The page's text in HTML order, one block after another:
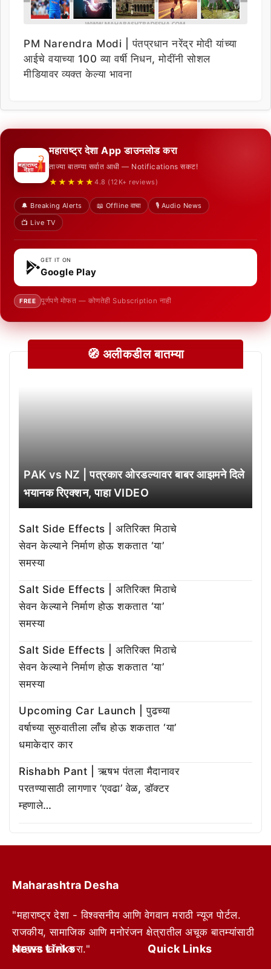
PM Narendra Modi | पंतप्रधान नरेंद्र मोदी यांच्या
आईचे वयाच्या 100 व्या वर्षी निधन, मोदींनी सोशल
मीडियावर व्यक्त केल्या भावना
महाराष्ट्र देशा App डाउनलोड करा
ताज्या बातम्या सर्वात आधी — Notifications सकट!
★★★★★ 4.8 (12K+ reviews)
🔔 Breaking Alerts 📖 Offline वाचा
🎙️ Audio News
📺 Live TV
GET IT ON
Google Play
FREE पूर्णपणे मोफत — कोणतेही Subscription नाही
🧭 अलीकडील बातम्या
PAK vs NZ | पत्रकार ओरडल्यावर बाबर आझमने दिले
भयानक रिएक्शन, पाहा VIDEO
Salt Side Effects | अतिरिक्त मिठाचे
सेवन केल्याने निर्माण होऊ शकतात ‘या’
समस्या
Salt Side Effects | अतिरिक्त मिठाचे
सेवन केल्याने निर्माण होऊ शकतात ‘या’
समस्या
Salt Side Effects | अतिरिक्त मिठाचे
सेवन केल्याने निर्माण होऊ शकतात ‘या’
समस्या
Upcoming Car Launch | पुढच्या
वर्षाच्या सुरुवातीला लाँच होऊ शकतात ‘या’
धमाकेदार कार
Rishabh Pant | ऋषभ पंतला मैदानावर
परतण्यासाठी लागणार ‘एवढा’ वेळ, डॉक्टर
म्हणाले…
Maharashtra Desha
"महाराष्ट्र देशा - विश्वसनीय आणि वेगवान मराठी न्यूज पोर्टल.
राजकीय, सामाजिक आणि मनोरंजन क्षेत्रातील अचूक बातम्यांसाठी
आम्हाला फॉलो करा."
News Links Quick Links